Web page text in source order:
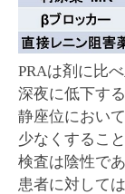
PRAは剤に比
深夜に低下す
静座位におい
少なくするこ
検査は陰性で
患者に対して